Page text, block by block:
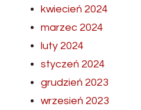
kwiecień 2024
marzec 2024
luty 2024
styczeń 2024
grudzień 2023
wrzesień 2023